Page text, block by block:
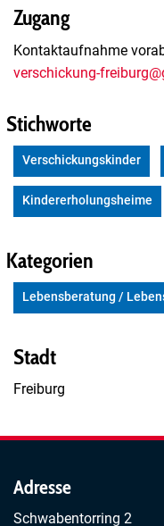
Zugang
Kontaktaufnahme
verschickung-
Stichworte
Verschickungskinder
Kindererholungsheime
Kategorien
Lebensberatung /
Stadt
Freiburg
Adresse
Schwabentorring 2